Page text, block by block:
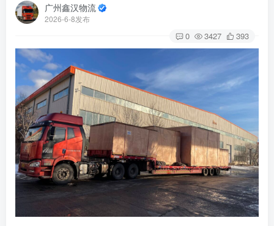
广州鑫汉物流
2026-6-8发布
0 3427 393